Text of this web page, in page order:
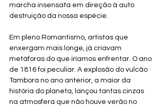
marcha insensata em direção à auto
destruição da nossa espécie.
Em pleno Romantismo, artistas que
enxergam mais longe, já criavam
metáforas do que iríamos enfrentar. O ano
de 1816 foi peculiar. A explosão do vulcão
Tambora no ano anterior, a maior da
história do planeta, lançou tantas cinzas
na atmosfera que não houve verão no